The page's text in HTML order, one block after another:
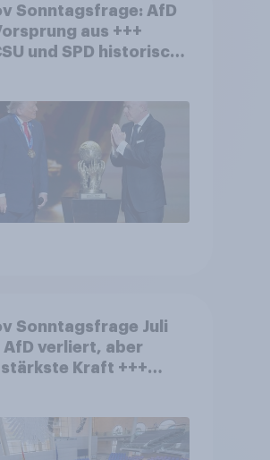
Sonntagsfrage: AfD
aus +++
und SPD historisch
WM ohne Politik
Sonntagsfrage Juli
verliert, aber
Kraft +++